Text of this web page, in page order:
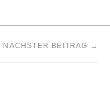
NÄCHSTER BEITRAG →